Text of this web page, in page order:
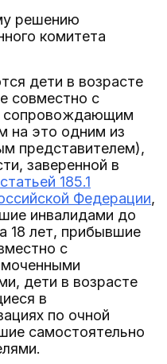
решению
комитета
дети в возрасте
совместно с
сопровождающим
на это одним из
представителем),
заверенной в
статьей 185.1
Федерации,
инвалидами до
18 лет, прибывшие
с
дети в возрасте
в
по очной
самостоятельно